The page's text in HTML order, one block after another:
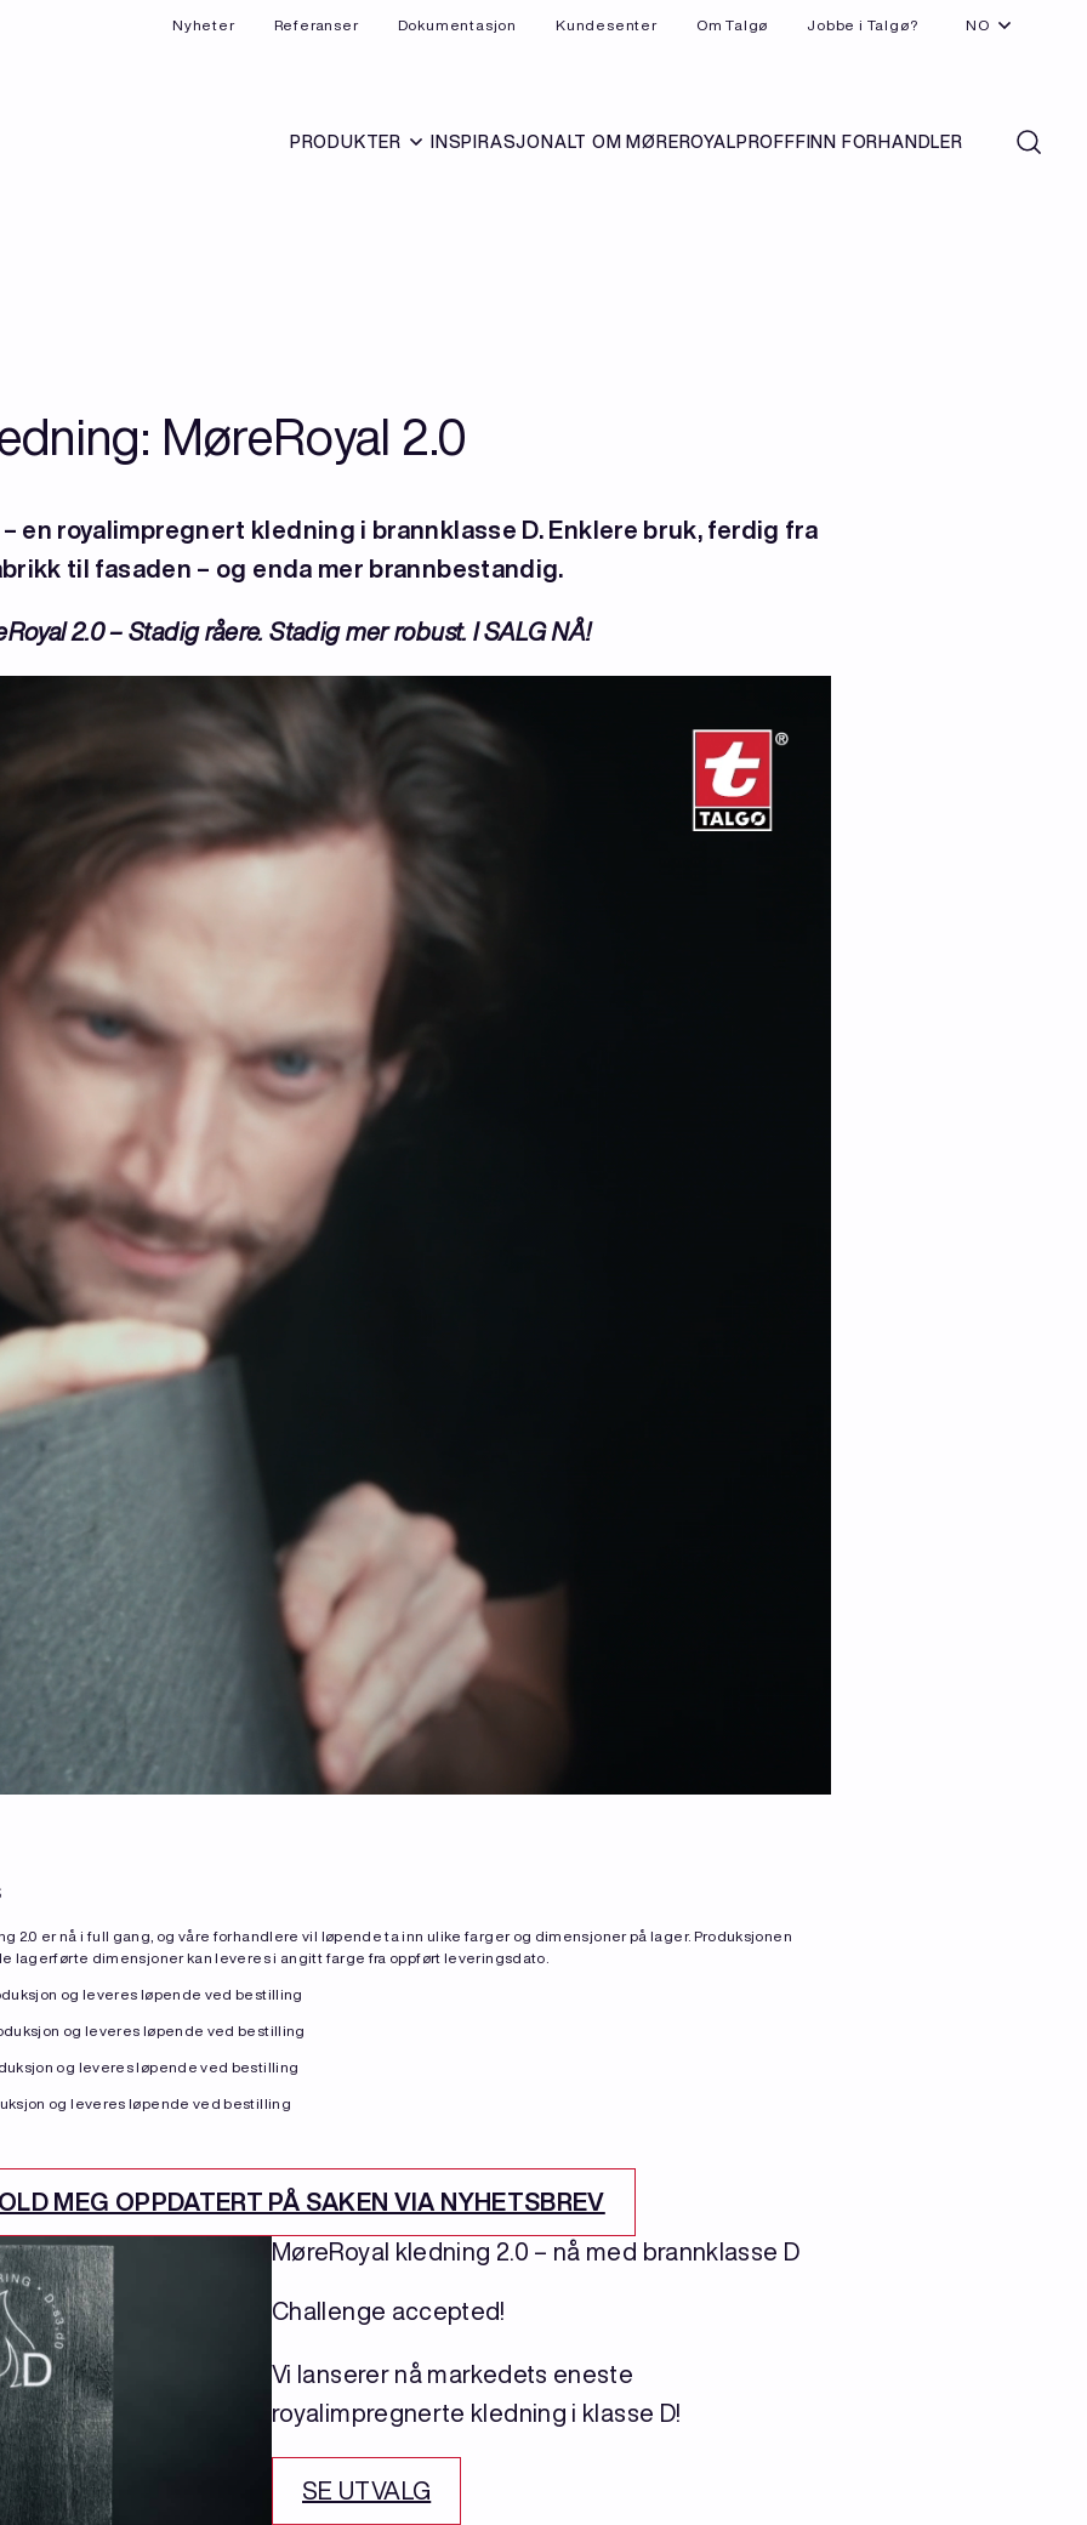
Nyheter Referanser Dokumentasjon Kundesenter Om Talgø Jobbe i Talgø? NO
PRODUKTER INSPIRASJON ALT OM MØREROYAL PROFF FINN FORHANDLER
MøreRoyal 2.0
en royalimpregnert kledning i brannklasse D. Enklere bruk, ferdig fra
til fasaden – og enda mer brannbestandig.
2.0 – Stadig råere. Stadig mer robust. I SALG NÅ!
2.0 er nå i full gang, og våre forhandlere vil løpende ta inn ulike farger og dimensjoner på lager. Produksjonen
lagerførte dimensjoner kan leveres i angitt farge fra oppført leveringsdato.
og leveres løpende ved bestilling
og leveres løpende ved bestilling
og leveres løpende ved bestilling
og leveres løpende ved bestilling
MEG OPPDATERT PÅ SAKEN VIA NYHETSBREV
MøreRoyal kledning 2.0 – nå med brannklasse D
Challenge accepted!
Vi lanserer nå markedets eneste
royalimpregnerte kledning i klasse D!
SE UTVALG